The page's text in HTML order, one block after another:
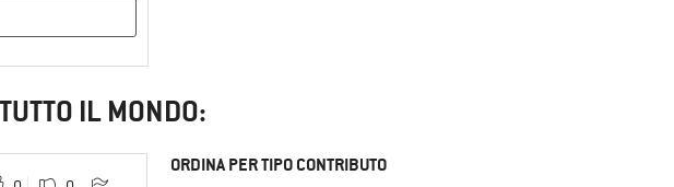
IL MONDO:
ORDINA PER TIPO CONTRIBUTO